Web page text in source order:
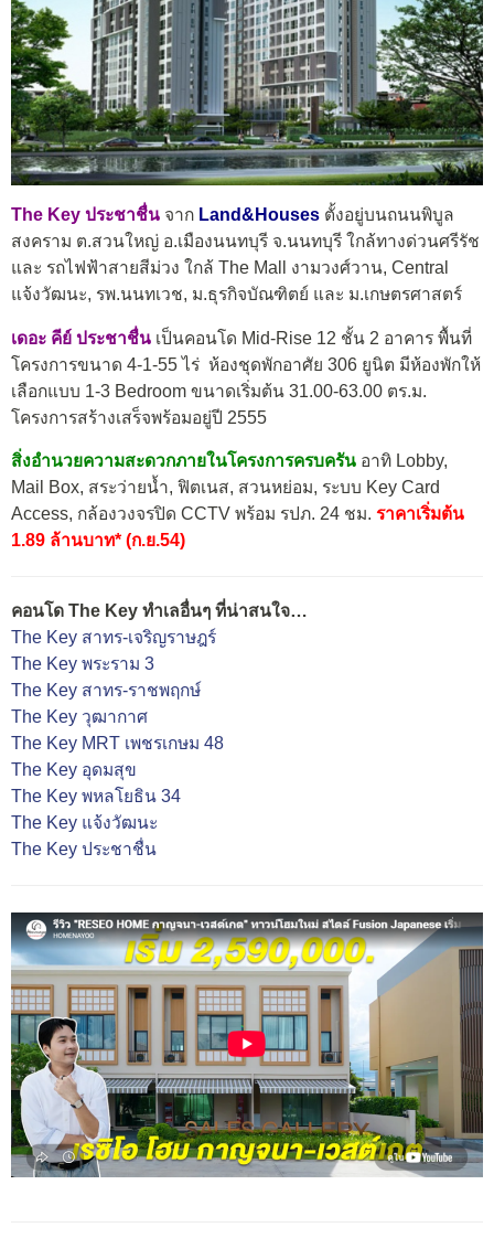
The Key ประชาชื่น จาก Land&Houses ตั้งอยู่บนถนนพิบูล
สงคราม ต.สวนใหญ่ อ.เมืองนนทบุรี จ.นนทบุรี ใกล้ทางด่วนศรีรัช
และ รถไฟฟ้าสายสีม่วง ใกล้ The Mall งามวงศ์วาน, Central
แจ้งวัฒนะ, รพ.นนทเวช, ม.ธุรกิจบัณฑิตย์ และ ม.เกษตรศาสตร์
เดอะ คีย์ ประชาชื่น เป็นคอนโด Mid-Rise 12 ชั้น 2 อาคาร พื้นที่
โครงการขนาด 4-1-55 ไร่ ห้องชุดพักอาศัย 306 ยูนิต มีห้องพักให้
เลือกแบบ 1-3 Bedroom ขนาดเริ่มต้น 31.00-63.00 ตร.ม.
โครงการสร้างเสร็จพร้อมอยู่ปี 2555
สิ่งอำนวยความสะดวกภายในโครงการครบครัน อาทิ Lobby,
Mail Box, สระว่ายน้ำ, ฟิตเนส, สวนหย่อม, ระบบ Key Card
Access, กล้องวงจรปิด CCTV พร้อม รปภ. 24 ชม. ราคาเริ่มต้น
1.89 ล้านบาท* (ก.ย.54)
คอนโด The Key ทำเลอื่นๆ ที่น่าสนใจ…
The Key สาทร-เจริญราษฎร์
The Key พระราม 3
The Key สาทร-ราชพฤกษ์
The Key วุฒากาศ
The Key MRT เพชรเกษม 48
The Key อุดมสุข
The Key พหลโยธิน 34
The Key แจ้งวัฒนะ
The Key ประชาชื่น